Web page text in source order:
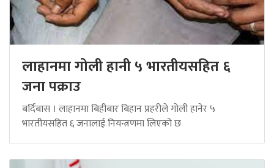
लाहानमा गोली हानी ५ भारतीयसहित ६
जना पक्राउ
बर्दिबास । लाहानमा बिहीबार बिहान प्रहरीले गोली हानेर ५
भारतीयसहित ६ जनालाई नियन्त्रणमा लिएको छ